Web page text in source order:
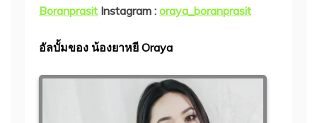
Boranprasit Instagram : oraya_boranprasit
อัลบั้มของ น้องยาหยี Oraya